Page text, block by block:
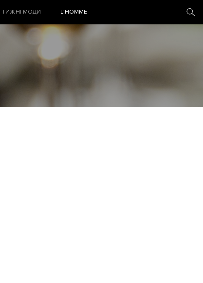
ТИЖНІ МОДИ L’HOMME